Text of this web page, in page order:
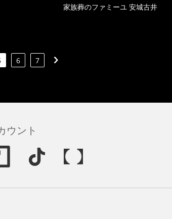
家族葬のファミーユ 安城古井
6 7
ウント